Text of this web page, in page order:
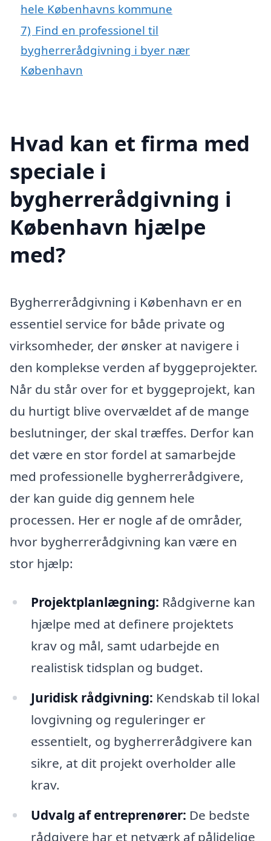
hele Københavns kommune
7) Find en professionel til
bygherrerådgivning i byer nær
København
Hvad kan et firma med
speciale i
bygherrerådgivning i
København hjælpe
med?
Bygherrerådgivning i København er en
essentiel service for både private og
virksomheder, der ønsker at navigere i
den komplekse verden af byggeprojekter.
Når du står over for et byggeprojekt, kan
du hurtigt blive overvældet af de mange
beslutninger, der skal træffes. Derfor kan
det være en stor fordel at samarbejde
med professionelle bygherrerådgivere,
der kan guide dig gennem hele
processen. Her er nogle af de områder,
hvor bygherrerådgivning kan være en
stor hjælp:
Projektplanlægning: Rådgiverne kan
hjælpe med at definere projektets
krav og mål, samt udarbejde en
realistisk tidsplan og budget.
Juridisk rådgivning: Kendskab til lokal
lovgivning og reguleringer er
essentielt, og bygherrerådgivere kan
sikre, at dit projekt overholder alle
krav.
Udvalg af entreprenører: De bedste
rådgivere har et netværk af pålidelige